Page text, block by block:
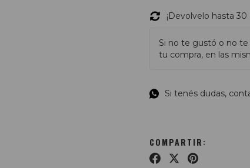
¡Devolvelo hasta
Si no te gustó o no
tu compra, en las
Si tenés dudas,
COMPARTIR: